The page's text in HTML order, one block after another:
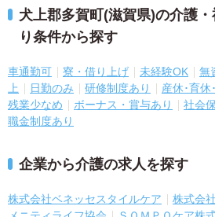
犬上郡多賀町(滋賀県)の介護
り条件から探す
車通勤可 寮・借り上げ 未経験OK 無
上
日勤のみ 研修制度あり
産休･育休
残業少なめ
ボーナス・賞与あり 社会
職金制度あり
企業から介護の求人を探す
株式会社ベネッセスタイルケア 株式会